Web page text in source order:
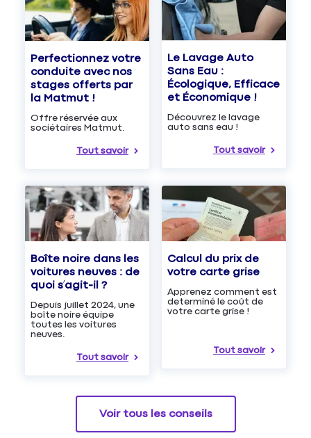
Perfectionnez votre
conduite avec nos
stages offerts par
la Matmut !
Offre réservée aux
sociétaires Matmut.
Tout savoir
Le Lavage Auto
Sans Eau :
Écologique, Efficace
et Économique !
Découvrez le lavage
auto sans eau !
Tout savoir
Boîte noire dans les
voitures neuves : de
quoi s’agit-il ?
Depuis juillet 2024, une
boîte noire équipe
toutes les voitures
neuves.
Tout savoir
Calcul du prix de
votre carte grise
Apprenez comment est
determiné le coût de
votre carte grise !
Tout savoir
Voir tous les conseils